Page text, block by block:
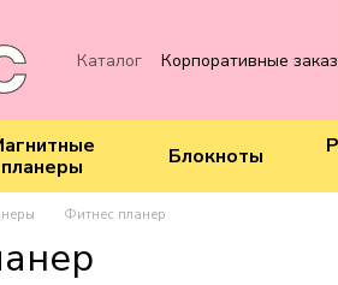
Каталог
Корпоративные
планеры
Блокноты
Фитнес планер